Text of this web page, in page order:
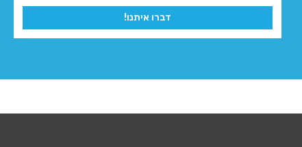
דברו איתנו!